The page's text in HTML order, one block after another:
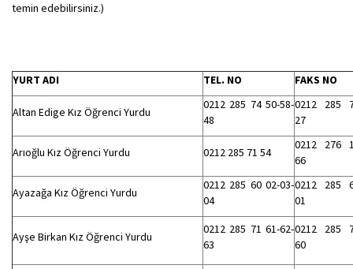
temin edebilirsiniz.)
YURT ADI TEL. NO FAKS NO
Altan Edige Kız Öğrenci Yurdu
0212 285 74 50-58-
48
0212 285
27
Arıoğlu Kız Öğrenci Yurdu 0212 285 71 54
0212 276
66
Ayazağa Kız Öğrenci Yurdu
0212 285 60 02-03-
04
0212 285
01
Ayşe Birkan Kız Öğrenci Yurdu
0212 285 71 61-62-
63
0212 285
60